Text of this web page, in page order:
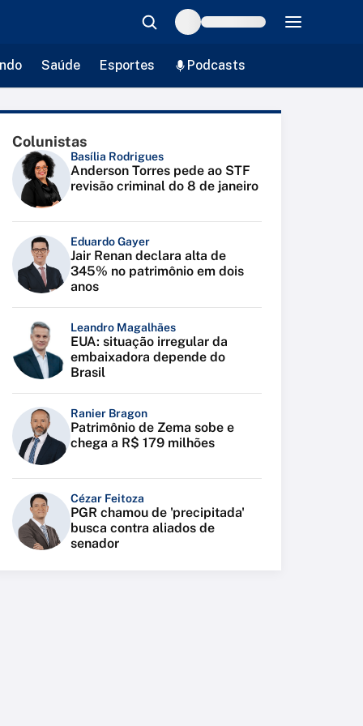
Saúde Esportes Podcasts
Colunistas
Basília Rodrigues
Anderson Torres pede ao STF
revisão criminal do 8 de janeiro
Eduardo Gayer
Jair Renan declara alta de
345% no patrimônio em dois
anos
Leandro Magalhães
EUA: situação irregular da
embaixadora depende do
Brasil
Ranier Bragon
Patrimônio de Zema sobe e
chega a R$ 179 milhões
Cézar Feitoza
PGR chamou de 'precipitada'
busca contra aliados de
senador